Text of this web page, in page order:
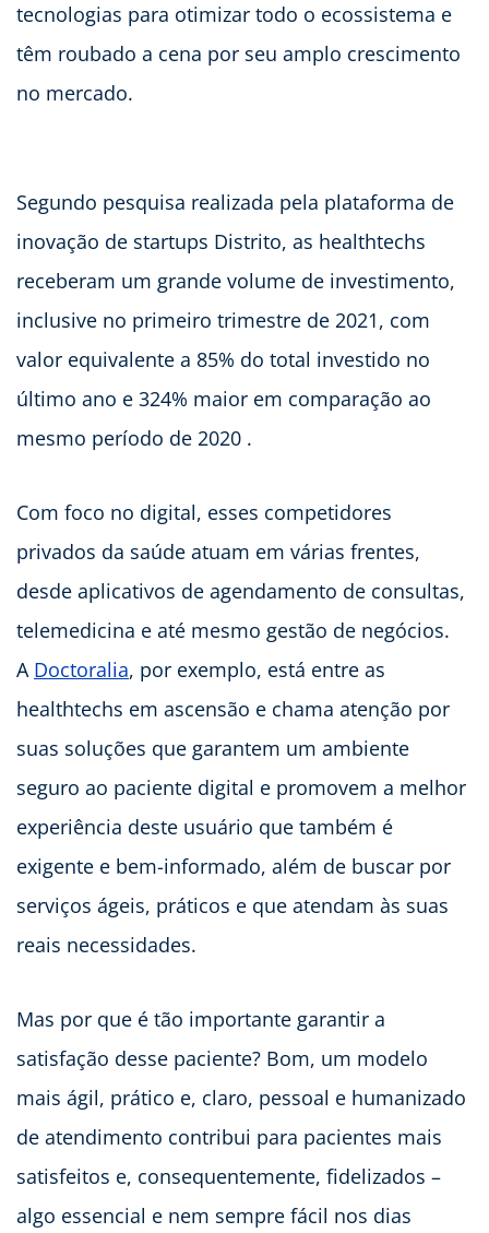
tecnologias para otimizar todo o ecossistema e
têm roubado a cena por seu amplo crescimento
no mercado.
Segundo pesquisa realizada pela plataforma de
inovação de startups Distrito, as healthtechs
receberam um grande volume de investimento,
inclusive no primeiro trimestre de 2021, com
valor equivalente a 85% do total investido no
último ano e 324% maior em comparação ao
mesmo período de 2020 .
Com foco no digital, esses competidores
privados da saúde atuam em várias frentes,
desde aplicativos de agendamento de consultas,
telemedicina e até mesmo gestão de negócios.
A Doctoralia, por exemplo, está entre as
healthtechs em ascensão e chama atenção por
suas soluções que garantem um ambiente
seguro ao paciente digital e promovem a melhor
experiência deste usuário que também é
exigente e bem-informado, além de buscar por
serviços ágeis, práticos e que atendam às suas
reais necessidades.
Mas por que é tão importante garantir a
satisfação desse paciente? Bom, um modelo
mais ágil, prático e, claro, pessoal e humanizado
de atendimento contribui para pacientes mais
satisfeitos e, consequentemente, fidelizados –
algo essencial e nem sempre fácil nos dias